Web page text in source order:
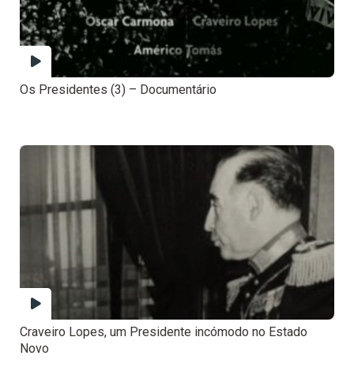
Os Presidentes (3) – Documentário
Craveiro Lopes, um Presidente incómodo no Estado
Novo